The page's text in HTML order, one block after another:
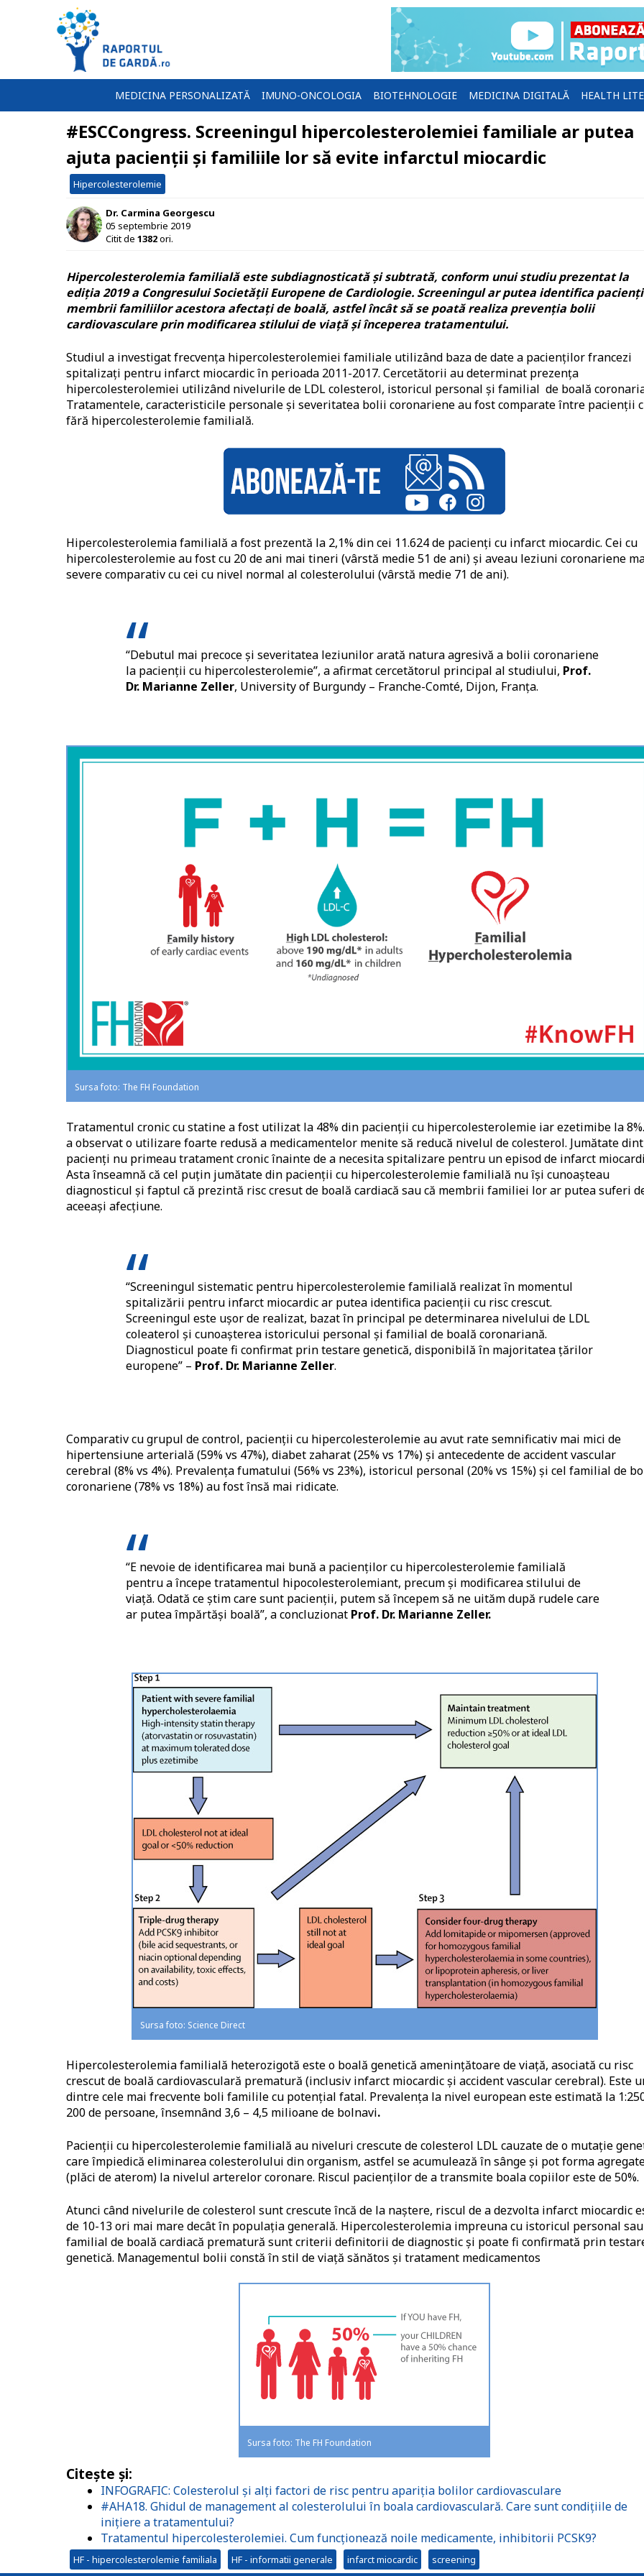
MEDICINA PERSONALIZATĂ IMUNO-ONCOLOGIA BIOTEHNOLOGIE MEDICINA DIGITALĂ HEALTH
#ESCCongress. Screeningul hipercolesterolemiei familiale ar putea
ajuta pacienții și familiile lor să evite infarctul miocardic
Hipercolesterolemie
Dr. Carmina Georgescu
05 septembrie 2019
Citit de 1382ori.
Hipercolesterolemia familială este subdiagnosticată și subtrată, conform unui studiu prezentat la
ediția 2019 a Congresului Societății Europene de Cardiologie. Screeningul ar putea identifica
membrii familiilor acestora afectați de boală, astfel încât să se poată realiza prevenția bolii
cardiovasculare prin modificarea stilului de viață și începerea tratamentului.
Studiul a investigat frecvența hipercolesterolemiei familiale utilizând baza de date a pacienților francezi
spitalizați pentru infarct miocardic în perioada 2011-2017. Cercetătorii au determinat prezența
hipercolesterolemiei utilizând nivelurile de LDL colesterol, istoricul personal și familial de boală
Tratamentele, caracteristicile personale și severitatea bolii coronariene au fost comparate între pacienții
fără hipercolesterolemie familială.
Hipercolesterolemia familială a fost prezentă la 2,1% din cei 11.624 de pacienți cu infarct miocardic. Cei cu
hipercolesterolemie au fost cu 20 de ani mai tineri (vârstă medie 51 de ani) și aveau leziuni coronariene
severe comparativ cu cei cu nivel normal al colesterolului (vârstă medie 71 de ani).
“Debutul mai precoce și severitatea leziunilor arată natura agresivă a bolii coronariene
la pacienții cu hipercolesterolemie”, a afirmat cercetătorul principal al studiului, Prof.
Dr. Marianne Zeller, University of Burgundy – Franche-Comté, Dijon, Franța.
Sursa foto: The FH Foundation
Tratamentul cronic cu statine a fost utilizat la 48% din pacienții cu hipercolesterolemie iar ezetimibe la
a observat o utilizare foarte redusă a medicamentelor menite să reducă nivelul de colesterol. Jumătate
pacienți nu primeau tratament cronic înainte de a necesita spitalizare pentru un episod de infarct
Asta înseamnă că cel puțin jumătate din pacienții cu hipercolesterolemie familială nu își cunoașteau
diagnosticul și faptul că prezintă risc cresut de boală cardiacă sau că membrii familiei lor ar putea suferi
aceeași afecțiune.
“Screeningul sistematic pentru hipercolesterolemie familială realizat în momentul
spitalizării pentru infarct miocardic ar putea identifica pacienții cu risc crescut.
Screeningul este ușor de realizat, bazat în principal pe determinarea nivelului de LDL
coleaterol și cunoașterea istoricului personal și familial de boală coronariană.
Diagnosticul poate fi confirmat prin testare genetică, disponibilă în majoritatea țărilor
europene” – Prof. Dr. Marianne Zeller.
Comparativ cu grupul de control, pacienții cu hipercolesterolemie au avut rate semnificativ mai mici de
hipertensiune arterială (59% vs 47%), diabet zaharat (25% vs 17%) și antecedente de accident vascular
cerebral (8% vs 4%). Prevalența fumatului (56% vs 23%), istoricul personal (20% vs 15%) și cel familial de
coronariene (78% vs 18%) au fost însă mai ridicate.
“E nevoie de identificarea mai bună a pacienților cu hipercolesterolemie familială
pentru a începe tratamentul hipocolesterolemiant, precum și modificarea stilului de
viață. Odată ce știm care sunt pacienții, putem să începem să ne uităm după rudele care
ar putea împărtăși boală”, a concluzionat Prof. Dr. Marianne Zeller.
Sursa foto: Science Direct
Hipercolesterolemia familială heterozigotă este o boală genetică amenințătoare de viață, asociată cu risc
crescut de boală cardiovasculară prematură (inclusiv infarct miocardic și accident vascular cerebral). Este
dintre cele mai frecvente boli familile cu potențial fatal. Prevalența la nivel european este estimată la
200 de persoane, însemnând 3,6 – 4,5 milioane de bolnavi.
Pacienții cu hipercolesterolemie familială au niveluri crescute de colesterol LDL cauzate de o mutație
care împiedică eliminarea colesterolului din organism, astfel se acumulează în sânge și pot forma
(plăci de aterom) la nivelul arterelor coronare. Riscul pacienților de a transmite boala copiilor este de 50%.
Atunci când nivelurile de colesterol sunt crescute încă de la naștere, riscul de a dezvolta infarct miocardic
de 10-13 ori mai mare decât în populația generală. Hipercolesterolemia impreuna cu istoricul personal sau
familial de boală cardiacă prematură sunt criterii definitorii de diagnostic și poate fi confirmată prin
genetică. Managementul bolii constă în stil de viață sănătos și tratament medicamentos
Sursa foto: The FH Foundation
Citește și:
INFOGRAFIC: Colesterolul și alți factori de risc pentru apariția bolilor cardiovasculare
#AHA18. Ghidul de management al colesterolului în boala cardiovasculară. Care sunt condițiile de
inițiere a tratamentului?
Tratamentul hipercolesterolemiei. Cum funcționează noile medicamente, inhibitorii PCSK9?
HF - hipercolesterolemie familiala HF - informatii generale infarct miocardic screening